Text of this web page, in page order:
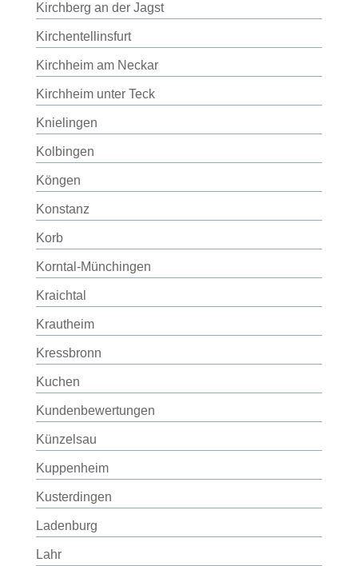
Kirchberg an der Jagst
Kirchentellinsfurt
Kirchheim am Neckar
Kirchheim unter Teck
Knielingen
Kolbingen
Köngen
Konstanz
Korb
Korntal-Münchingen
Kraichtal
Krautheim
Kressbronn
Kuchen
Kundenbewertungen
Künzelsau
Kuppenheim
Kusterdingen
Ladenburg
Lahr